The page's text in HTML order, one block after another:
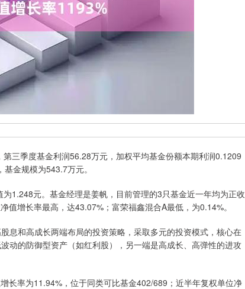
季度基金利润56.28万元，加权平均基金份额本期利润0.1209
金规模为543.7万元。
元。基金经理是姜帆，目前管理的3只基金近一年均为正收
增长率最高，达43.07%；富荣福鑫混合A最低，为0.14%。
和高成长两端布局的投资策略，采取多元的投资模式，核心在
动的防御型资产（如红利股），另一端是高成长、高弹性的进攻
率为11.94%，位于同类可比基金402/689；近半年复权单位净
1.42% 沪深300